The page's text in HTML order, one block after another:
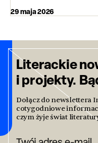
29 maja 2026
Literackie
i projekty.
Dołącz do newslettera
cotygodniowe
czym żyje świat